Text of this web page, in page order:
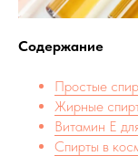
Содержание
Простые
Жирные
Витамин Е
Спирты в